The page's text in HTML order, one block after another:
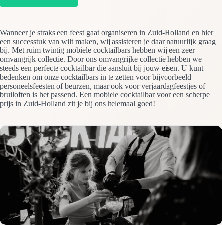
Wanneer je straks een feest gaat organiseren in Zuid-Holland en hier
een successtuk van wilt maken, wij assisteren je daar natuurlijk graag
bij. Met ruim twintig mobiele cocktailbars hebben wij een zeer
omvangrijk collectie. Door ons omvangrijke collectie hebben we
steeds een perfecte cocktailbar die aansluit bij jouw eisen. U kunt
bedenken om onze cocktailbars in te zetten voor bijvoorbeeld
personeelsfeesten of beurzen, maar ook voor verjaardagfeestjes of
bruiloften is het passend. Een mobiele cocktailbar voor een scherpe
prijs in Zuid-Holland zit je bij ons helemaal goed!